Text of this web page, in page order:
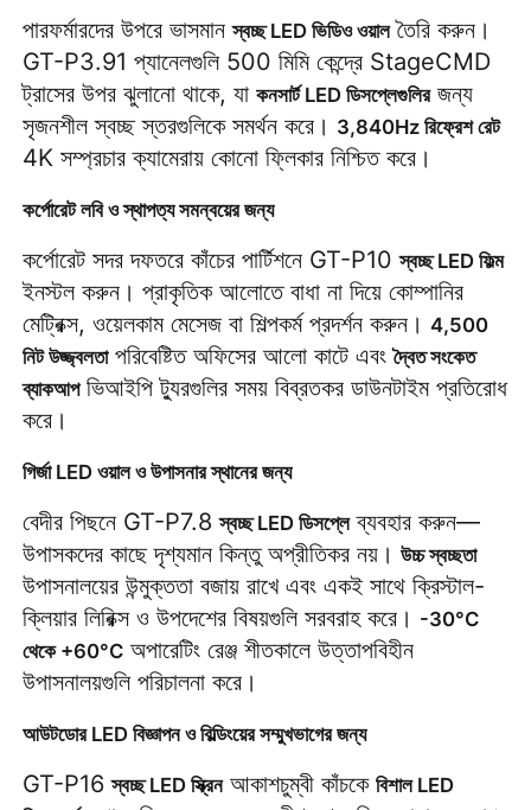
পারফর্মারদের উপরে ভাসমান স্বচ্ছ LED ভিডিও ওয়াল তৈরি করুন।
GT-P3.91 প্যানেলগুলি 500 মিমি কেন্দ্রে StageCMD
ট্রাসের উপর ঝুলানো থাকে, যা কনসার্ট LED ডিসপ্লেগুলির জন্য
সৃজনশীল স্বচ্ছ স্তরগুলিকে সমর্থন করে। 3,840Hz রিফ্রেশ রেট
4K সম্প্রচার ক্যামেরায় কোনো ফ্লিকার নিশ্চিত করে।
কর্পোরেট লবি ও স্থাপত্য সমন্বয়ের জন্য
কর্পোরেট সদর দফতরে কাঁচের পার্টিশনে GT-P10 স্বচ্ছ LED ফিল্ম
ইনস্টল করুন। প্রাকৃতিক আলোতে বাধা না দিয়ে কোম্পানির
মেট্রিক্স, ওয়েলকাম মেসেজ বা শিল্পকর্ম প্রদর্শন করুন। 4,500
নিট উজ্জ্বলতা পরিবেষ্টিত অফিসের আলো কাটে এবং দ্বৈত সংকেত
ব্যাকআপ ভিআইপি ট্যুরগুলির সময় বিব্রতকর ডাউনটাইম প্রতিরোধ
করে।
গির্জা LED ওয়াল ও উপাসনার স্থানের জন্য
বেদীর পিছনে GT-P7.8 স্বচ্ছ LED ডিসপ্লে ব্যবহার করুন—
উপাসকদের কাছে দৃশ্যমান কিন্তু অপ্রীতিকর নয়। উচ্চ স্বচ্ছতা
উপাসনালয়ের উন্মুক্ততা বজায় রাখে এবং একই সাথে ক্রিস্টাল-
ক্লিয়ার লিরিক্স ও উপদেশের বিষয়গুলি সরবরাহ করে। -30°C
থেকে +60°C অপারেটিং রেঞ্জ শীতকালে উত্তাপবিহীন
উপাসনালয়গুলি পরিচালনা করে।
আউটডোর LED বিজ্ঞাপন ও বিল্ডিংয়ের সম্মুখভাগের জন্য
GT-P16 স্বচ্ছ LED স্ক্রিন আকাশচুম্বী কাঁচকে বিশাল LED